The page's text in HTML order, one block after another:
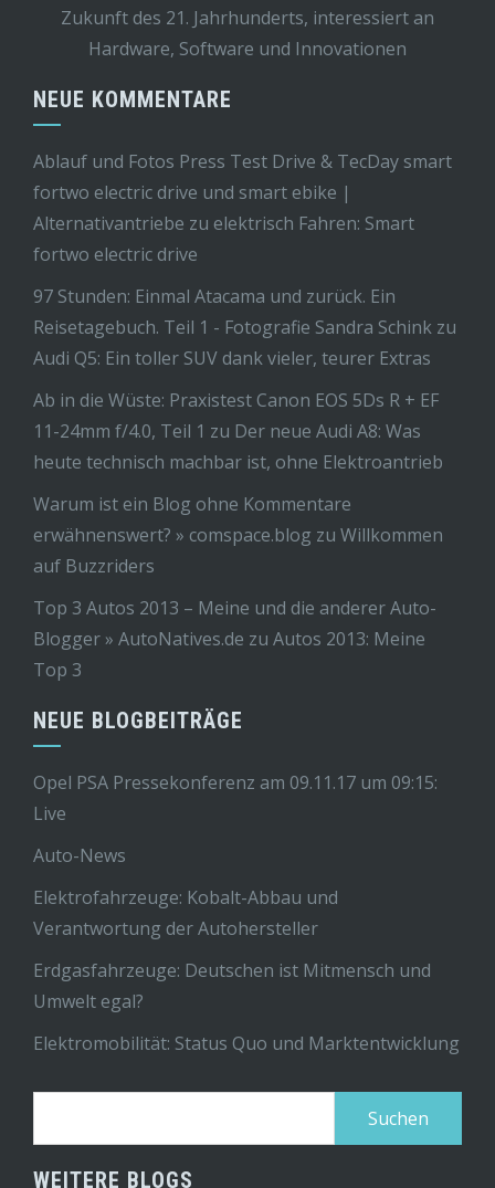
Zukunft des 21. Jahrhunderts, interessiert an
Hardware, Software und Innovationen
NEUE KOMMENTARE
Ablauf und Fotos Press Test Drive & TecDay smart
fortwo electric drive und smart ebike |
Alternativantriebe zu elektrisch Fahren: Smart
fortwo electric drive
97 Stunden: Einmal Atacama und zurück. Ein
Reisetagebuch. Teil 1 - Fotografie Sandra Schink zu
Audi Q5: Ein toller SUV dank vieler, teurer Extras
Ab in die Wüste: Praxistest Canon EOS 5Ds R + EF
11-24mm f/4.0, Teil 1 zu Der neue Audi A8: Was
heute technisch machbar ist, ohne Elektroantrieb
Warum ist ein Blog ohne Kommentare
erwähnenswert? » comspace.blog zu Willkommen
auf Buzzriders
Top 3 Autos 2013 – Meine und die anderer Auto-
Blogger » AutoNatives.de zu Autos 2013: Meine
Top 3
NEUE BLOGBEITRÄGE
Opel PSA Pressekonferenz am 09.11.17 um 09:15:
Live
Auto-News
Elektrofahrzeuge: Kobalt-Abbau und
Verantwortung der Autohersteller
Erdgasfahrzeuge: Deutschen ist Mitmensch und
Umwelt egal?
Elektromobilität: Status Quo und Marktentwicklung
WEITERE BLOGS